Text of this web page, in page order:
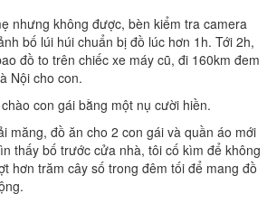
nhưng không được, bèn kiểm tra camera
bố lúi húi chuẩn bị đồ lúc hơn 1h. Tới 2h,
đồ to trên chiếc xe máy cũ, đi 160km đem
Nội cho con.
con gái bằng một nụ cười hiền.
măng, đồ ăn cho 2 con gái và quần áo mới
thấy bố trước cửa nhà, tôi cố kìm để không
hơn trăm cây số trong đêm tối để mang đồ